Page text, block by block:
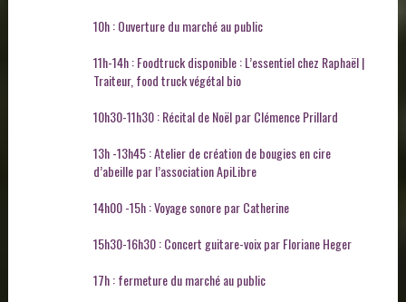
10h : Ouverture du marché au public
11h-14h : Foodtruck disponible :L’essentiel chez Raphaël |
Traiteur, food truck végétal bio
10h30-11h30 : Récital de Noël par Clémence Prillard
13h -13h45 : Atelier de création de bougies en cire
d’abeille par l’association ApiLibre
14h00 -15h : Voyage sonore par Catherine
15h30-16h30 : Concert guitare-voix par Floriane Heger
17h : fermeture du marché au public